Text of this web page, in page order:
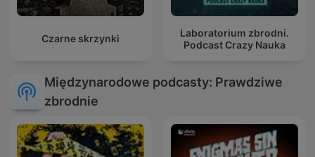
Czarne skrzynki
Laboratorium zbrodni.
Podcast Crazy Nauka
Międzynarodowe podcasty: Prawdziwe
zbrodnie